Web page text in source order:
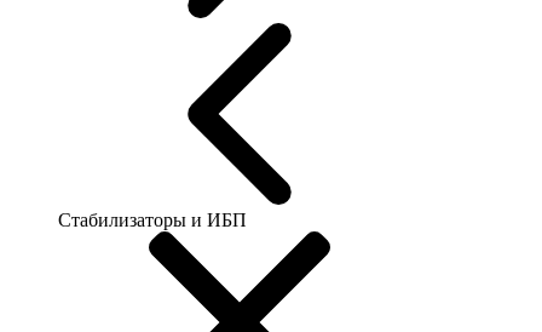
Стабилизаторы и ИБП